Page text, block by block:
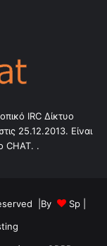
IRC Δίκτυο
25.12.2013. Είναι
CHAT. .
|By Sp